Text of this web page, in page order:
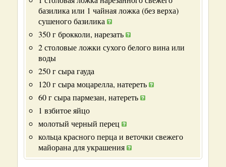
базилика или 1 чайная ложка (без верха)
сушеного базилика
350 г брокколи, нарезать
2 столовые ложки сухого белого вина или
воды
250 г сыра гауда
120 г сыра моцарелла, натереть
60 г сыра пармезан, натереть
1 взбитое яйцо
молотый черный перец
кольца красного перца и веточки свежего
майорана для украшения